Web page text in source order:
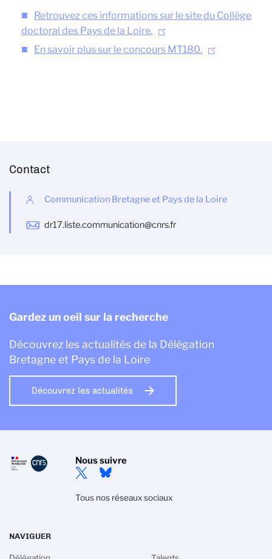
Retrouvez ces informations sur le site du Collège
doctoral des Pays de la Loire.
En savoir plus sur le concours MT180.
Contact
Communication Bretagne et Pays de la Loire
dr17.liste.communication@cnrs.fr
Gardez un oeil sur la recherche
Découvrez les actualités de la Délégation
Bretagne et Pays de la Loire
Découvrez les actualités
Nous suivre
Tous nos réseaux sociaux
NAVIGUER